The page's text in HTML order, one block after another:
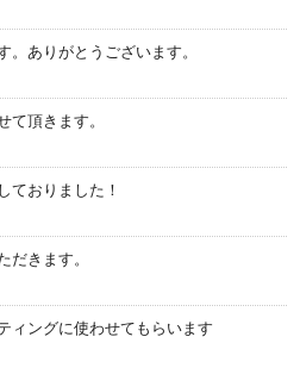
。ありがとうございます。
て頂きます。
ておりました！
だきます。
ィングに使わせてもらいます